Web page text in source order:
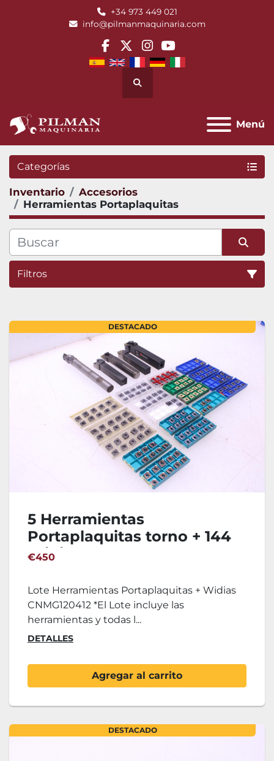
+34 973 449 021
info@pilmanmaquinaria.com
facebook
twitterinstagram
youtube
Buscar
Menú
Categorías
Inventario
Accesorios
Herramientas Portaplaquitas
Filtros
DESTACADO
5 Herramientas
Portaplaquitas torno + 144
Widias CNMG120412
€450
Lote Herramientas Portaplaquitas + Widias
CNMG120412 *El Lote incluye las
herramientas y todas l...
DETALLES
Agregar al carrito
DESTACADO